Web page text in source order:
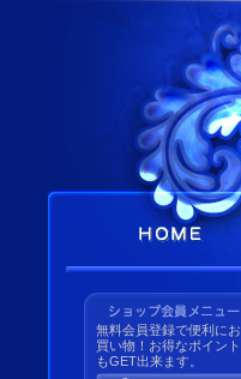
無料会員登録で便利にお
買い物！お得なポイント
もGET出来ます。